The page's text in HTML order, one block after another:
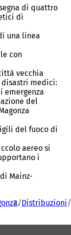
di quattro
di
una linea
con
vecchia
disastri medici:
emergenza
del
del fuoco di
aereo si
i
Mainz-
Distribuzioni